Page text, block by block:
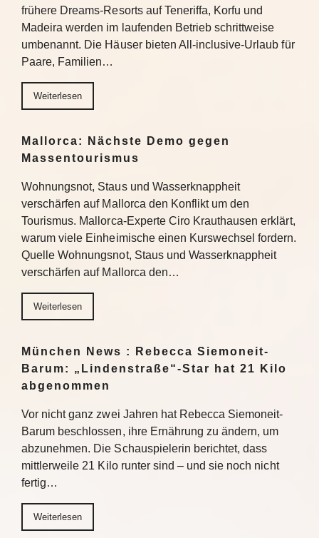
frühere Dreams-Resorts auf Teneriffa, Korfu und
Madeira werden im laufenden Betrieb schrittweise
umbenannt. Die Häuser bieten All-inclusive-Urlaub für
Paare, Familien…
Weiterlesen
Mallorca: Nächste Demo gegen
Massentourismus
Wohnungsnot, Staus und Wasserknappheit
verschärfen auf Mallorca den Konflikt um den
Tourismus. Mallorca-Experte Ciro Krauthausen erklärt,
warum viele Einheimische einen Kurswechsel fordern.
Quelle Wohnungsnot, Staus und Wasserknappheit
verschärfen auf Mallorca den…
Weiterlesen
München News : Rebecca Siemoneit-
Barum: „Lindenstraße“-Star hat 21 Kilo
abgenommen
Vor nicht ganz zwei Jahren hat Rebecca Siemoneit-
Barum beschlossen, ihre Ernährung zu ändern, um
abzunehmen. Die Schauspielerin berichtet, dass
mittlerweile 21 Kilo runter sind – und sie noch nicht
fertig…
Weiterlesen